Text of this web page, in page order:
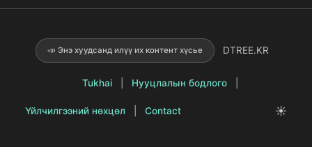
📣 Энэ хуудсанд илүү их контент хүсье DTREE.KR
Tukhai Нууцлалын бодлого
Үйлчилгээний нөхцөл Contact ☀️